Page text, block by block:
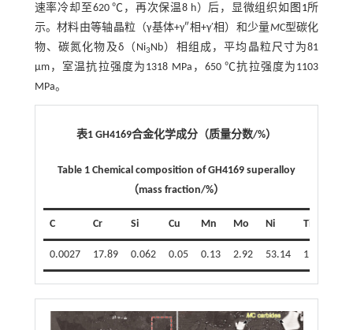
速率冷却至620 ℃，再次保温8 h）后，显微组织如 图1所
示。材料由等轴晶粒（γ基体+γ″相+γ′相）和少量MC型碳化
物、碳氮化物及δ（Ni3Nb）相组成，平均晶粒尺寸为81
μm，室温抗拉强度为1318 MPa，650 ℃抗拉强度为1103
MPa。
表1 GH4169合金化学成分（质量分数/%）
Table 1 Chemical composition of GH4169 superalloy
（mass fraction/%）
C Cr Si Cu Mn Mo Ni Ti
0.0027 17.89 0.062 0.05 0.13 2.92 53.14 1.01